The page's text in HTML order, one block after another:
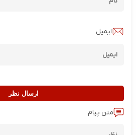
ایمیل:
ارسال نظر
متن پیام: